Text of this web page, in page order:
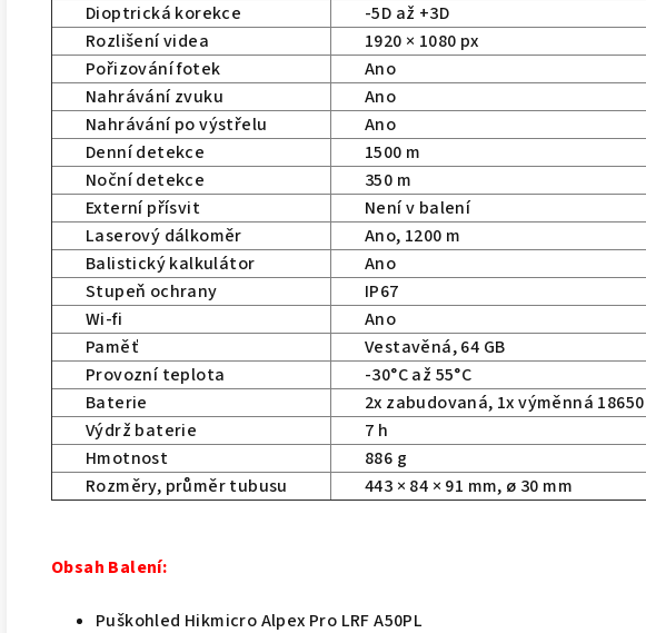
Dioptrická korekce
-5D až +3D
Rozlišení videa
1920 × 1080 px
Pořizování fotek
Ano
Nahrávání zvuku
Ano
Nahrávání po výstřelu
Ano
Denní detekce
1500 m
Noční detekce
350 m
Externí přísvit
Není v balení
Laserový dálkoměr
Ano, 1200 m
Balistický kalkulátor
Ano
Stupeň ochrany
IP67
Wi-fi
Ano
Paměť
Vestavěná, 64 GB
Provozní teplota
-30°C až 55°C
Baterie
2x zabudovaná, 1x výměnná 18650
Výdrž baterie
7 h
Hmotnost
886 g
Rozměry, průměr tubusu
443 × 84 × 91 mm, ø 30 mm
Obsah Balení:
Puškohled Hikmicro Alpex Pro LRF A50PL